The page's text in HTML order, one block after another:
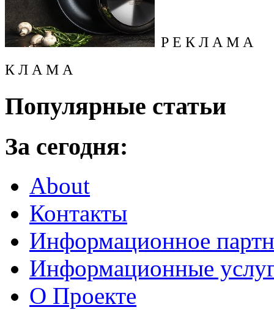
Р Е К Л А М А
К Л А М А
Популярные статьи
За сегодня:
About
Контакты
Информационное
Информационные
О Проекте